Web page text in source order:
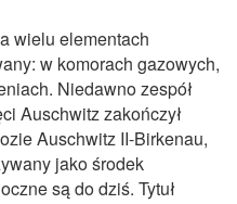
wielu elementach
w komorach gazowych,
Niedawno zespół
Auschwitz zakończył
Auschwitz II-Birkenau,
jako środek
są do dziś. Tytuł